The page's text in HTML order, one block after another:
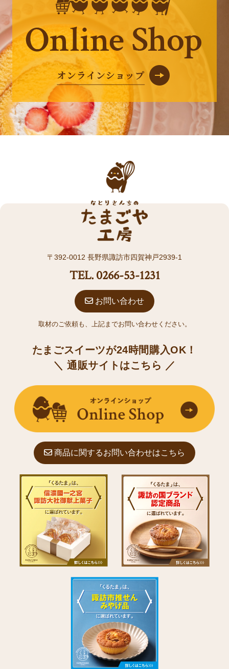
〒392-0012 長野県諏訪市四賀神戸2939-1
TEL. 0266-53-1231
お問い合わせ
取材のご依頼も、上記までお問い合わせください。
たまごスイーツが24時間購入OK！
＼ 通販サイトはこちら ／
商品に関するお問い合わせはこちら